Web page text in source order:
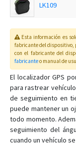
LK109
LK200B
OBD2 GPS
Pet Tracker
TK103
TK109
TK208
Esta información es
fabricante del dispositivo,
con el fabricante del
fabricanteo manual de
El localizador GPS
para rastrear
de seguimiento en
puede mantener un
todo momento.
seguimiento del
cuando un vehículo